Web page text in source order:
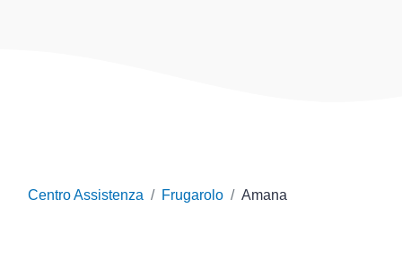
Centro Assistenza Frugarolo Amana